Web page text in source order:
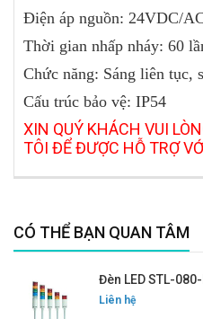
Điện áp nguồn: 24VDC/
Thời gian nhấp nháy: 60
Chức năng: Sáng liên tục,
Cấu trúc bảo vệ: IP54
XIN QUÝ KHÁCH VUI
TÔI ĐỂ ĐƯỢC HỖ TRỢ
CÓ THỂ BẠN QUAN TÂM
Đèn LED STL-
Liên hệ